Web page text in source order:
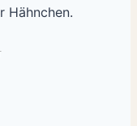
Hähnchen.